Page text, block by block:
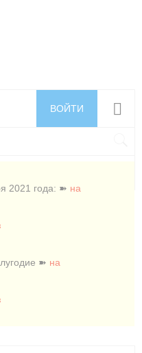
ВОЙТИ
2021 года: ➽ на
➽ на